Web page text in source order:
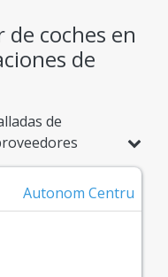
de viaje.
elegir la mejor
más
coches en
de
de
reales y
ideal para tu
Autonom Centru